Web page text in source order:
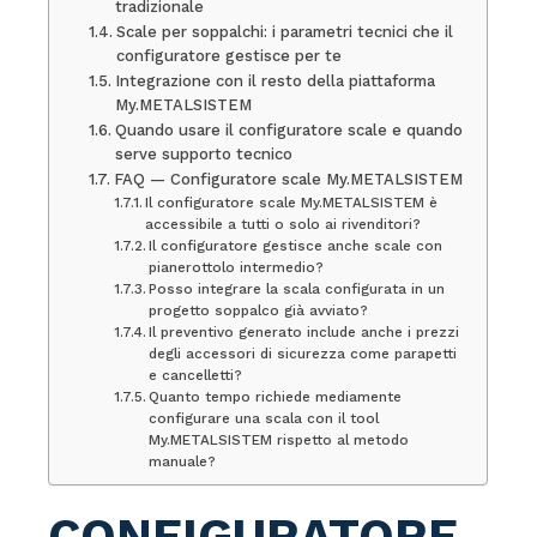
tradizionale
Scale per soppalchi: i parametri tecnici che il
configuratore gestisce per te
Integrazione con il resto della piattaforma
My.METALSISTEM
Quando usare il configuratore scale e quando
serve supporto tecnico
FAQ — Configuratore scale My.METALSISTEM
Il configuratore scale My.METALSISTEM è
accessibile a tutti o solo ai rivenditori?
Il configuratore gestisce anche scale con
pianerottolo intermedio?
Posso integrare la scala configurata in un
progetto soppalco già avviato?
Il preventivo generato include anche i prezzi
degli accessori di sicurezza come parapetti
e cancelletti?
Quanto tempo richiede mediamente
configurare una scala con il tool
My.METALSISTEM rispetto al metodo
manuale?